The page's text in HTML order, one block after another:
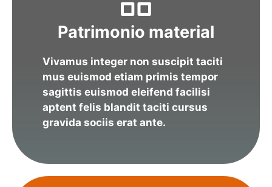
Patrimonio material
Vivamus integer non suscipit taciti
mus euismod etiam primis tempor
sagittis euismod eleifend facilisi
aptent felis blandit taciti cursus
gravida sociis erat ante.